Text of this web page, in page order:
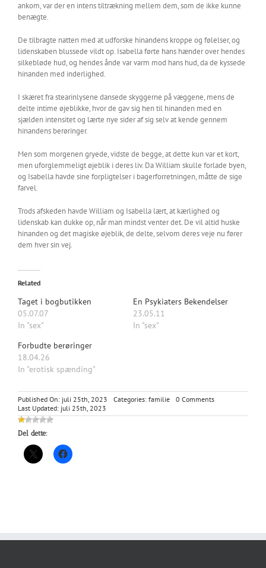
ankom, var der en intens tiltrækning mellem dem, som de ikke kunne
benægte.
De tilbragte natten med at udforske hinandens kroppe og følelser, og
lidenskaben blussede vildt op. Isabella førte hans hænder over hendes
silkebløde hud, og hendes ånde var varm mod hans hud, da de kyssede
hinanden med inderlighed.
I skæret fra stearinlysene dansede skyggerne på væggene, mens de
delte intime øjeblikke, hvor de gav sig hen til hinanden med en
sjælden intensitet og lærte nye sider af sig selv at kende gennem
hinandens berøringer.
Men som morgenen gryede, vidste de begge, at dette kun var et kort,
men uforglemmeligt øjeblik i deres liv. Da William skulle forlade byen,
og Isabella havde sine forpligtelser i bagerforretningen, måtte de sige
farvel.
Trods afskeden havde William og Isabella lært, at kærlighed og
lidenskab kan dukke op, når man mindst venter det. De vil altid huske
hinanden og det magiske øjeblik, de delte, selvom deres veje nu fører
dem hver sin vej.
Related
Taget i bogbutikken
05.07.07
In "sex"
En Psykiaters Bekendelser
23.05.11
In "sex"
Forbudte berøringer
18.04.26
In "erotisk spænding"
Published On: juli 25th, 2023 Categories: familie 0 Commentson
Lækkerier
Last Updated: juli 25th, 2023
Del dette: